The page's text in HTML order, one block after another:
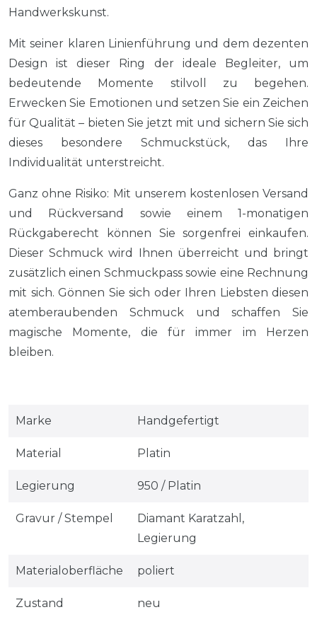
Handwerkskunst.
Mit seiner klaren Linienführung und dem dezenten
Design ist dieser Ring der ideale Begleiter, um
bedeutende Momente stilvoll zu begehen.
Erwecken Sie Emotionen und setzen Sie ein Zeichen
für Qualität – bieten Sie jetzt mit und sichern Sie sich
dieses besondere Schmuckstück, das Ihre
Individualität unterstreicht.
Ganz ohne Risiko: Mit unserem kostenlosen Versand
und Rückversand sowie einem 1-monatigen
Rückgaberecht können Sie sorgenfrei einkaufen.
Dieser Schmuck wird Ihnen überreicht und bringt
zusätzlich einen Schmuckpass sowie eine Rechnung
mit sich. Gönnen Sie sich oder Ihren Liebsten diesen
atemberaubenden Schmuck und schaffen Sie
magische Momente, die für immer im Herzen
bleiben.
Marke Handgefertigt
Material Platin
Legierung 950 / Platin
Gravur / Stempel
Diamant Karatzahl,
Legierung
Materialoberfläche poliert
Zustand neu